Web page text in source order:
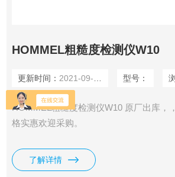
HOMMEL粗糙度检测仪W10
更新时间： 2021-09-27 型号：
HOMMEL粗糙度检测仪W10 原厂出库，
格实惠欢迎采购。
了解详情